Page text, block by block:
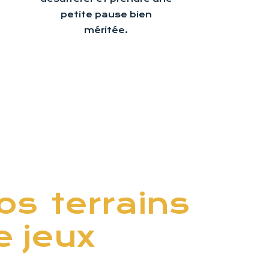
petite pause bien
méritée.
terrains
jeux